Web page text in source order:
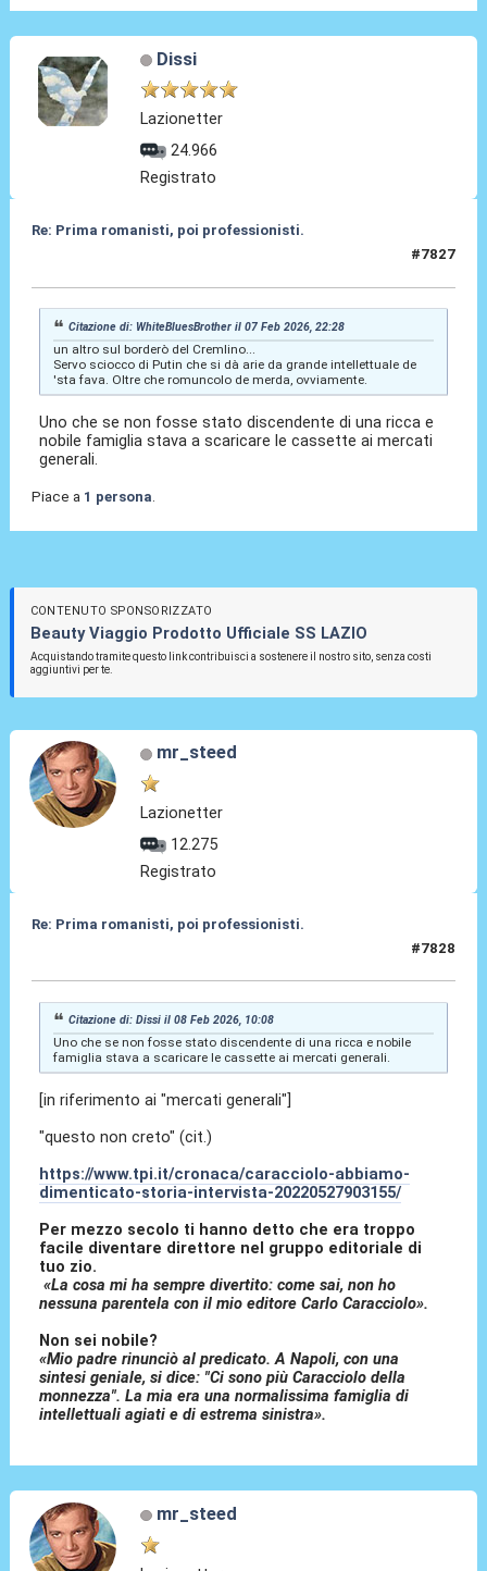
Dissi
Lazionetter
24.966
Registrato
Re: Prima romanisti, poi professionisti.
#7827
Citazione di: WhiteBluesBrother il 07 Feb 2026, 22:28
un altro sul borderò del Cremlino...
Servo sciocco di Putin che si dà arie da grande intellettuale de
'sta fava. Oltre che romuncolo de merda, ovviamente.
Uno che se non fosse stato discendente di una ricca e
nobile famiglia stava a scaricare le cassette ai mercati
generali.
Piace a 1 persona
CONTENUTO SPONSORIZZATO
Beauty Viaggio Prodotto Ufficiale SS LAZIO
Acquistando tramite questo link contribuisci a sostenere il nostro sito, senza costi
aggiuntivi per te.
mr_steed
Lazionetter
12.275
Registrato
Re: Prima romanisti, poi professionisti.
#7828
Citazione di: Dissi il 08 Feb 2026, 10:08
Uno che se non fosse stato discendente di una ricca e nobile
famiglia stava a scaricare le cassette ai mercati generali.
[in riferimento ai "mercati generali"]
"questo non creto" (cit.)
https://www.tpi.it/cronaca/caracciolo-abbiamo-
dimenticato-storia-intervista-20220527903155/
Per mezzo secolo ti hanno detto che era troppo
facile diventare direttore nel gruppo editoriale di
tuo zio.
«La cosa mi ha sempre divertito: come sai, non ho
nessuna parentela con il mio editore Carlo Caracciolo».
Non sei nobile?
«Mio padre rinunciò al predicato. A Napoli, con una
sintesi geniale, si dice: "Ci sono più Caracciolo della
monnezza". La mia era una normalissima famiglia di
intellettuali agiati e di estrema sinistra».
mr_steed